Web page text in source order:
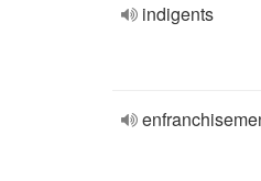
indigents